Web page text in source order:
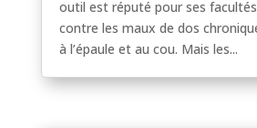
outil est réputé pour ses
contre les maux de dos
à l’épaule et au cou. Mais les...